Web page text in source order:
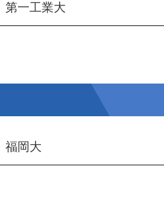
第一工業大
福岡大